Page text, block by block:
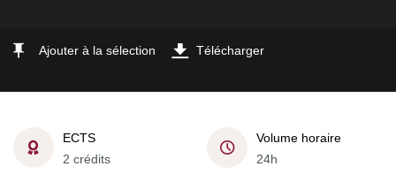
Ajouter à la sélection Télécharger
ECTS
2 crédits
Volume horaire
24h